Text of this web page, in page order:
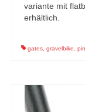
variante mit
erhältlich.
gates gravelbike